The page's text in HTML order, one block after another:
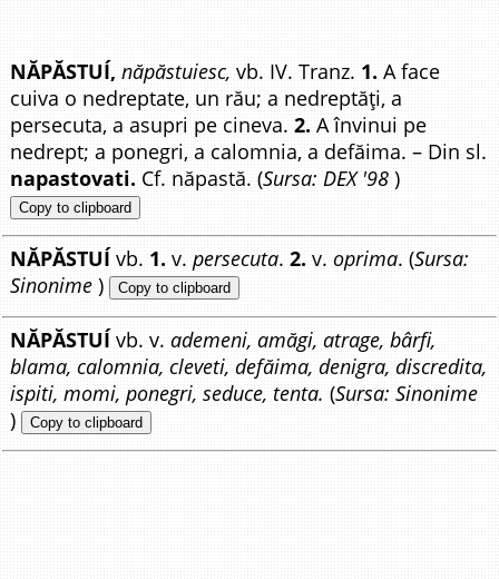
NĂPĂSTUÍ, năpăstuiesc, vb. IV. Tranz. 1. A face
cuiva o nedreptate, un rău; a nedreptăți, a
persecuta, a asupri pe cineva.2. A învinui pe
nedrept; a ponegri, a calomnia, a defăima. – Din sl.
napastovati. Cf. năpastă. (Sursa: DEX '98 )
Copy to clipboard
NĂPĂSTUÍ vb. 1. v.persecuta.2. v.oprima. (Sursa:
Sinonime ) Copy to clipboard
NĂPĂSTUÍ vb. v.ademeni, amăgi, atrage, bârfi,
blama, calomnia, cleveti, defăima, denigra, discredita,
ispiti, momi, ponegri, seduce, tenta. (Sursa: Sinonime
) Copy to clipboard